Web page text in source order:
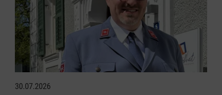
30.07.2026